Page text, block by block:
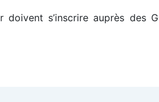
r doivent s’inscrire auprès des